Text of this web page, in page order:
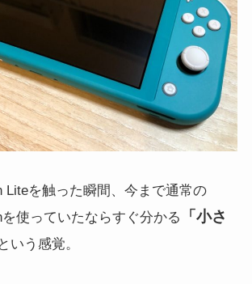
Liteを触った瞬間、今まで通常の
使っていたならすぐ分かる
「小さ
という感覚。